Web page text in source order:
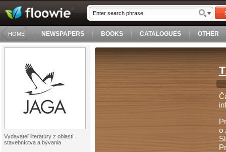
HOME NEWSPAPERS BOOKS CATALOGUES OTHER
Vydavateľ literatúry z oblasti
stavebníctva a bývania
o